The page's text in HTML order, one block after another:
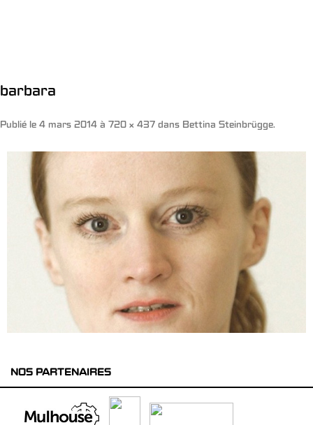
barbara
Publié le 4 mars 2014 à 720 × 437 dans Bettina Steinbrügge.
NOS PARTENAIRES